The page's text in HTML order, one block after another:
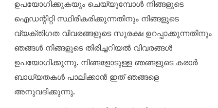
ഉപയോഗിക്കുകയും ചെയ്യുമ്പോൾ നിങ്ങളുടെ
ഐഡന്റിറ്റി സ്ഥിരീകരിക്കുന്നതിനും നിങ്ങളുടെ
വ്യക്തിഗത വിവരങ്ങളുടെ സുരക്ഷ ഉറപ്പാക്കുന്നതിനും
ഞങ്ങൾ നിങ്ങളുടെ തിരിച്ചറിയൽ വിവരങ്ങൾ
ഉപയോഗിക്കുന്നു. നിങ്ങളോടുള്ള ഞങ്ങളുടെ കരാർ
ബാധ്യതകൾ പാലിക്കാൻ ഇത് ഞങ്ങളെ
അനുവദിക്കുന്നു.